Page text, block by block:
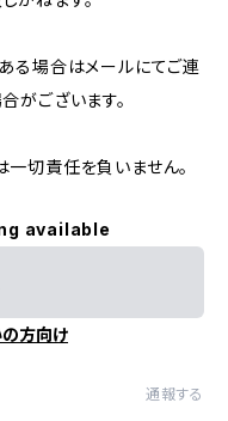
る場合はメールにてご連
がございます。
一切責任を負いません。
available
方向け
通報する